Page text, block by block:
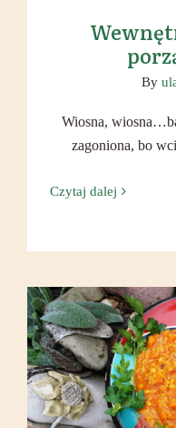
By
Wiosna,
zagoniona, bo
Czytaj dalej